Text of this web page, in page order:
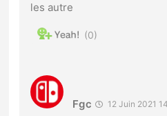
les autre
0
Fgc 12 Juin 2021